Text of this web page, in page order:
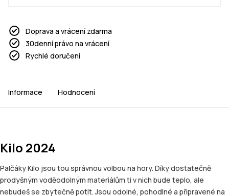
Doprava a vrácení zdarma
30denní právo na vrácení
Rychlé doručení
Informace Hodnocení
Kilo 2024
Palčáky Kilo jsou tou správnou volbou na hory. Díky dostatečně
prodyšným voděodolným materiálům ti v nich bude teplo, ale
nebudeš se zbytečně potit. Jsou odolné, pohodlné a připravené na